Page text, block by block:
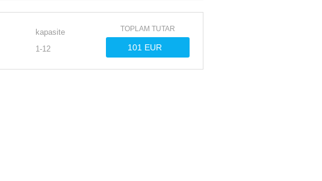
kapasite
1-12
TOPLAM TUTAR